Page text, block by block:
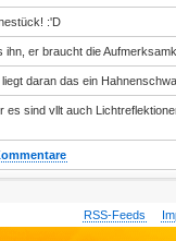
:'D
ihn, er braucht die
liegt daran das ein
es sind vllt auch
RSS-Feeds